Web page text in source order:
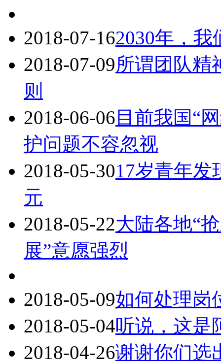
2018-07-162030年，我
2018-07-09所谓团队精
则
2018-06-06目前我国“
护问题不容忽视
2018-05-3017岁青年发
元
2018-05-22大陆各地“
展”意愿强烈
2018-05-09如何处理岗
2018-05-04听说，这是
2018-04-26谢谢你们选